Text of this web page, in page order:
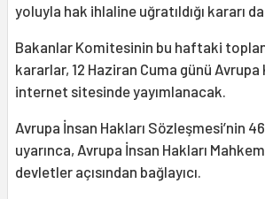
yoluyla hak ihlaline uğratıldığı kararı da
Bakanlar Komitesinin bu haftaki
kararlar, 12 Haziran Cuma günü Avrupa
internet sitesinde yayımlanacak.
Avrupa İnsan Hakları Sözleşmesi’nin
uyarınca, Avrupa İnsan Hakları
devletler açısından bağlayıcı.